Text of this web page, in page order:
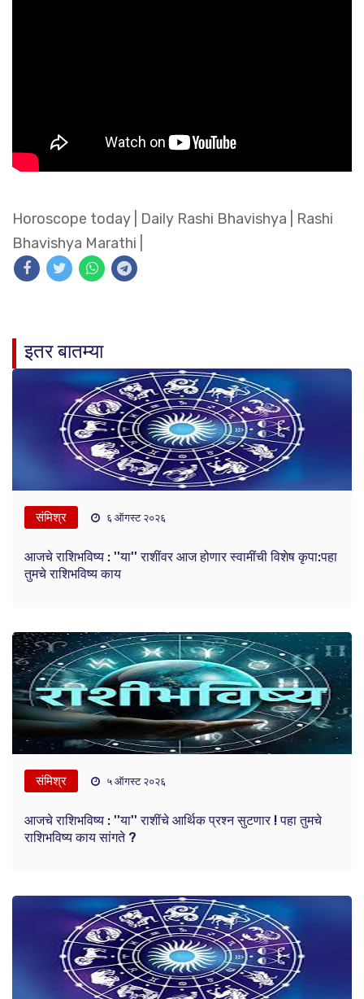
Horoscope today Daily Rashi Bhavishya
Rashi
Bhavishya Marathi
इतर बातम्या
संमिश्र ६ ऑगस्ट २०२६
आजचे राशिभविष्य : ''या'' राशींवर आज होणार स्वामींची विशेष कृपा:पहा
तुमचे राशिभविष्य काय
संमिश्र ५ ऑगस्ट २०२६
आजचे राशिभविष्य : ''या'' राशींचे आर्थिक प्रश्न सुटणार ! पहा तुमचे
राशिभविष्य काय सांगते ?